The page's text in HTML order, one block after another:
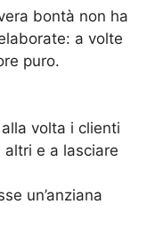
bontà non ha
a volte
puro.
volta i clienti
e a lasciare
un’anziana